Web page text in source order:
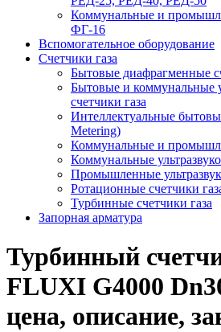
Коммунальные и
ФГ-16
Вспомогательное оборудование
Счетчики газа
Бытовые диафрагменные
Бытовые и коммунальные
счетчики газа
Интеллектуальные
Metering)
Коммунальные и
Коммунальные
Промышленные
Ротационные счетчики
Турбинные счетчики газа
Запорная арматура
Турбинный
FLUXI G4000
цена, описание,